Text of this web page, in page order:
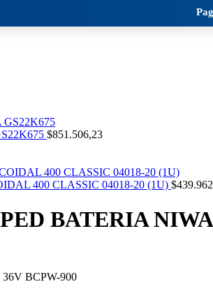
$851.506,23
400 CLASSIC 04018-20 (1U) $
BATERIA
36V BCPW-900